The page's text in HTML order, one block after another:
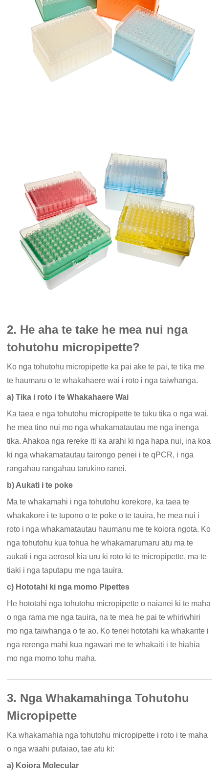
2. He aha te take he mea nui nga
tohutohu micropipette?
Ko nga tohutohu micropipette ka pai ake te pai, te tika me
te haumaru o te whakahaere wai i roto i nga taiwhanga.
a) Tika i roto i te Whakahaere Wai
Ka taea e nga tohutohu micropipette te tuku tika o nga wai,
he mea tino nui mo nga whakamatautau me nga inenga
tika. Ahakoa nga rereke iti ka arahi ki nga hapa nui, ina koa
ki nga whakamatautau tairongo penei i te qPCR, i nga
rangahau rangahau tarukino ranei.
b) Aukati i te poke
Ma te whakamahi i nga tohutohu korekore, ka taea te
whakakore i te tupono o te poke o te tauira, he mea nui i
roto i nga whakamatautau haumanu me te koiora ngota. Ko
nga tohutohu kua tohua he whakamarumaru atu ma te
aukati i nga aerosol kia uru ki roto ki te micropipette, ma te
tiaki i nga taputapu me nga tauira.
c) Hototahi ki nga momo Pipettes
He hototahi nga tohutohu micropipette o naianei ki te maha
o nga rama me nga tauira, na te mea he pai te whiriwhiri
mo nga taiwhanga o te ao. Ko tenei hototahi ka whakarite i
nga rerenga mahi kua ngawari me te whakaiti i te hiahia
mo nga momo tohu maha.
3. Nga Whakamahinga Tohutohu
Micropipette
Ka whakamahia nga tohutohu micropipette i roto i te maha
o nga waahi putaiao, tae atu ki:
a) Koiora Molecular